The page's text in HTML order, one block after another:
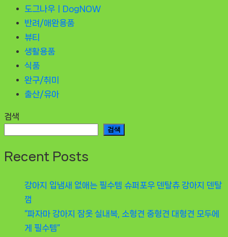
도그나우ㅣDogNOW
반려/애완용품
뷰티
생활용품
식품
완구/취미
출산/유아
검색
검색
Recent Posts
강아지 입냄새 없애는 필수템 슈퍼포우 덴탈츄 강아지 덴탈
껌
“파자마 강아지 잠옷 실내복, 소형견 중형견 대형견 모두에
게 필수템”